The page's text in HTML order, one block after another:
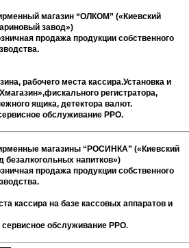
магазин “ОЛКОМ” («Киевский
завод»)
продажа продукции собственного
рабочего места кассира.Установка и
магазин»,фискального регистратора,
ящика, детектора валют.
обслуживание РРО.
магазины “РОСИНКА” («Киевский
безалкогольных напитков»)
продажа продукции собственного
кассира на базе кассовых аппаратов и
сервисное обслуживание РРО.